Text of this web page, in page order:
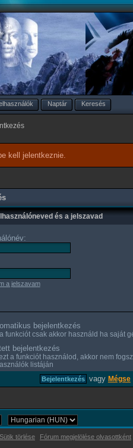
Naptár Keresés
kell jelentkeznie.
és a jelszavad
a jelszavam
bejelentkezés
funkciót csak akkor használd ha saját
bejelentkezés
a funkciót használod, akkor nem
listáján
vagy Mégse
Sütik törlése Fórum megjelölése olvasottként